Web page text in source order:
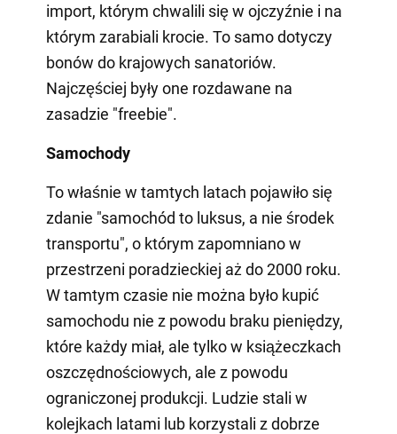
import, którym chwalili się w ojczyźnie i na
którym zarabiali krocie. To samo dotyczy
bonów do krajowych sanatoriów.
Najczęściej były one rozdawane na
zasadzie "freebie".
Samochody
To właśnie w tamtych latach pojawiło się
zdanie "samochód to luksus, a nie środek
transportu", o którym zapomniano w
przestrzeni poradzieckiej aż do 2000 roku.
W tamtym czasie nie można było kupić
samochodu nie z powodu braku pieniędzy,
które każdy miał, ale tylko w książeczkach
oszczędnościowych, ale z powodu
ograniczonej produkcji. Ludzie stali w
kolejkach latami lub korzystali z dobrze